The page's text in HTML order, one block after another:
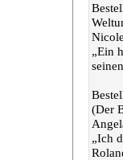
„Ein
(Der
„Ich